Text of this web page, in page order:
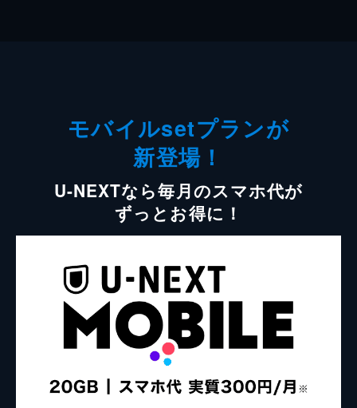
モバイルsetプランが
新登場！
U-NEXTなら毎月のスマホ代が
ずっとお得に！